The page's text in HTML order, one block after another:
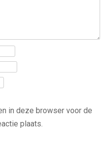
in deze browser voor de
plaats.